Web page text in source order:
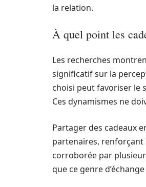
la relation.
À quel point les
Les recherches
significatif sur la
choisi peut favoriser le
Ces dynamismes ne
Partager des cadeaux
partenaires, renforçant
corroborée par
que ce genre